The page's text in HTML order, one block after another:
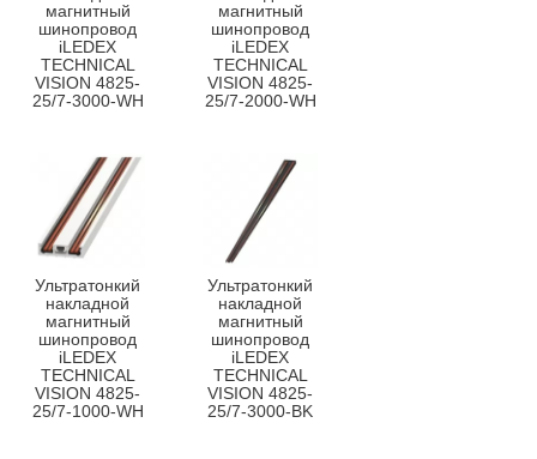
магнитный
шинопровод
iLEDEX
TECHNICAL
VISION 4825-
25/7-3000-WH
магнитный
шинопровод
iLEDEX
TECHNICAL
VISION 4825-
25/7-2000-WH
Ультратонкий
накладной
магнитный
шинопровод
iLEDEX
TECHNICAL
VISION 4825-
25/7-1000-WH
Ультратонкий
накладной
магнитный
шинопровод
iLEDEX
TECHNICAL
VISION 4825-
25/7-3000-BK